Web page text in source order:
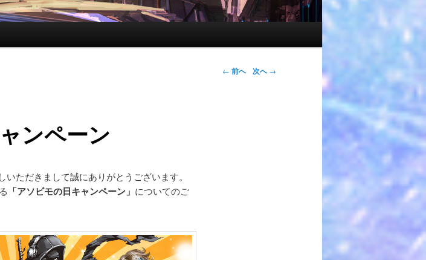
← 前へ 次へ→
ンペーン
ただきまして誠にありがとうございます。
「アソビモの日キャンペーン」 についてのご